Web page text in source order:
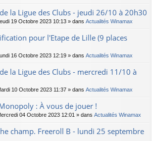
la Ligue des Clubs - jeudi 26/10 à 20h30
19 Octobre 2023 10:13 » dans Actualités Winamax
pour l'Etape de Lille (9 places
16 Octobre 2023 12:19 » dans Actualités Winamax
la Ligue des Clubs - mercredi 11/10 à
10 Octobre 2023 11:37 » dans Actualités Winamax
: À vous de jouer !
04 Octobre 2023 12:01 » dans Actualités Winamax
champ. Freeroll B - lundi 25 septembre